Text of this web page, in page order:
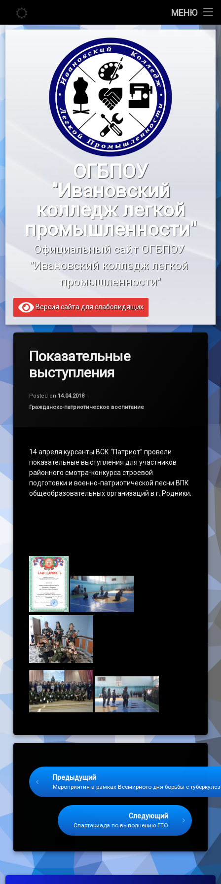
МЕНЮ
Главная
Педагогу
Воспитательная работа
«Профессионалы»
«Профессионалитет»
Образовательный кредит
Перейти
ОГБПОУ
"Ивановский
колледж легкой
промышленности"
Официальный сайт ОГБПОУ
"Ивановский колледж легкой
промышленности"
Версия сайта для слабовидящих
Показательные
выступления
Posted on 14.04.2018
Категории:
Гражданско-патриотическое воспитание
14 апреля курсанты ВСК “Патриот” провели
показательные выступления для участников
районного смотра-конкурса строевой
подготовки и военно-патриотической песни ВПК
общеобразовательных организаций в г. Родники.
Предыдущий
Мероприятия в рамках Всемирного дня борьбы с
Следующий
Спартакиада по выполнению ГТО